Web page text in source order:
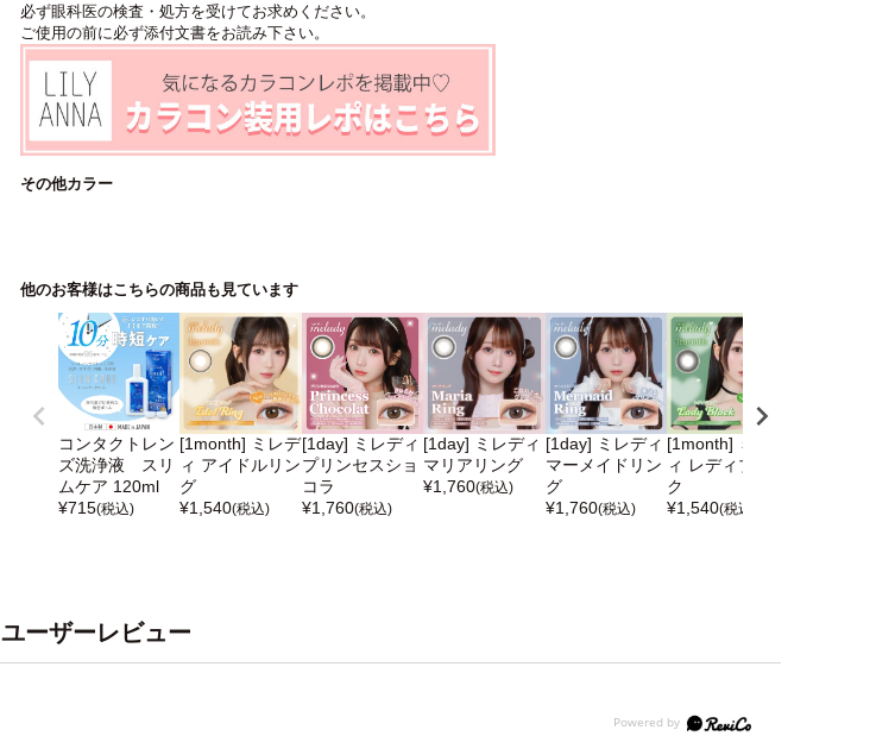
必ず眼科医の検査・処方を受けてお求めください。
ご使用の前に必ず添付文書をお読み下さい。
その他カラー
他のお客様はこちらの商品も見ています
コンタクトレン
ズ洗浄液 スリ
ムケア 120ml
¥715(税込)
[1month] ミレデ
ィ アイドルリン
グ
¥1,540(税込)
[1day] ミレディ
プリンセスショ
コラ
¥1,760(税込)
[1day] ミレディ
マリアリング
¥1,760(税込)
[1day] ミレディ
マーメイドリン
グ
¥1,760(税込)
[1month] ミレデ
ィ レディブラッ
ク
¥1,540(税込)
ユーザーレビュー